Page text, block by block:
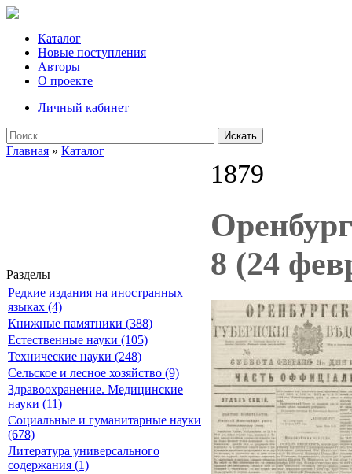
Каталог
Новые поступления
Авторы
О проекте
Личный кабинет
Искать
Главная » Каталог
Разделы
Редкие издания на иностранных
языках (4)
Книжные памятники (388)
Естественные науки (105)
Технические науки (248)
Сельское и лесное хозяйство (9)
Здравоохранение. Медицинские
науки (11)
Социальные и гуманитарные науки
(678)
Литература универсального
содержания (1)
1879
8 (24